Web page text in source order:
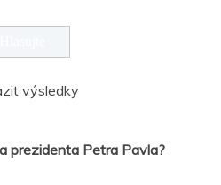
výsledky
prezidenta Petra Pavla?